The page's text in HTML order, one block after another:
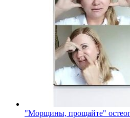
"Морщины, прощайте"